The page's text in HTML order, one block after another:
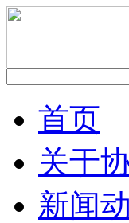
首页
关于
新闻